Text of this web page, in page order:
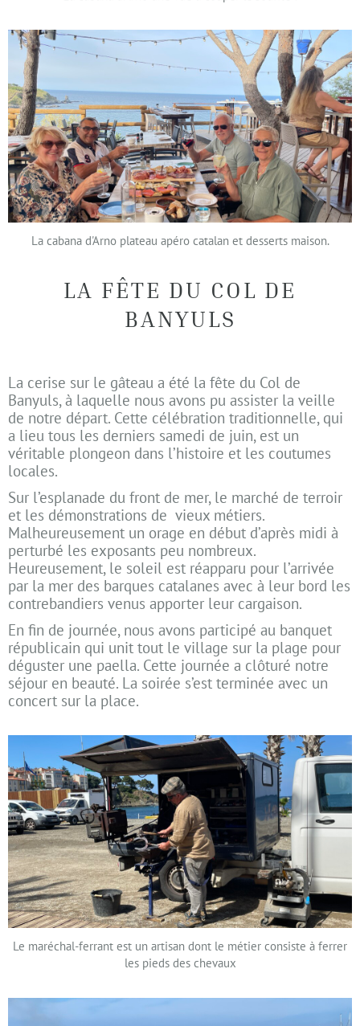
La cabana d'Arno plateau apéro catalan et desserts maison.
LA FÊTE DU COL DE
BANYULS
La cerise sur le gâteau a été la fête du Col de
Banyuls, à laquelle nous avons pu assister la veille
de notre départ. Cette célébration traditionnelle, qui
a lieu tous les derniers samedi de juin, est un
véritable plongeon dans l’histoire et les coutumes
locales.
Sur l’esplanade du front de mer, le marché de terroir
et les démonstrations de vieux métiers.
Malheureusement un orage en début d’après midi à
perturbé les exposants peu nombreux.
Heureusement, le soleil est réapparu pour l’arrivée
par la mer des barques catalanes avec à leur bord les
contrebandiers venus apporter leur cargaison.
En fin de journée, nous avons participé au banquet
républicain qui unit tout le village sur la plage pour
déguster une paella. Cette journée a clôturé notre
séjour en beauté. La soirée s’est terminée avec un
concert sur la place.
Le maréchal-ferrant est un artisan dont le métier consiste à ferrer
les pieds des chevaux